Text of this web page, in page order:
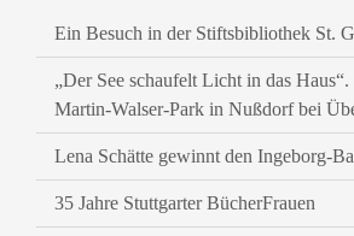
Ein Besuch in der Stiftsbibliothek St.
„Der See schaufelt Licht in das
Martin-Walser-Park in Nußdorf bei
Lena Schätte gewinnt den Ingeborg-
35 Jahre Stuttgarter BücherFrauen